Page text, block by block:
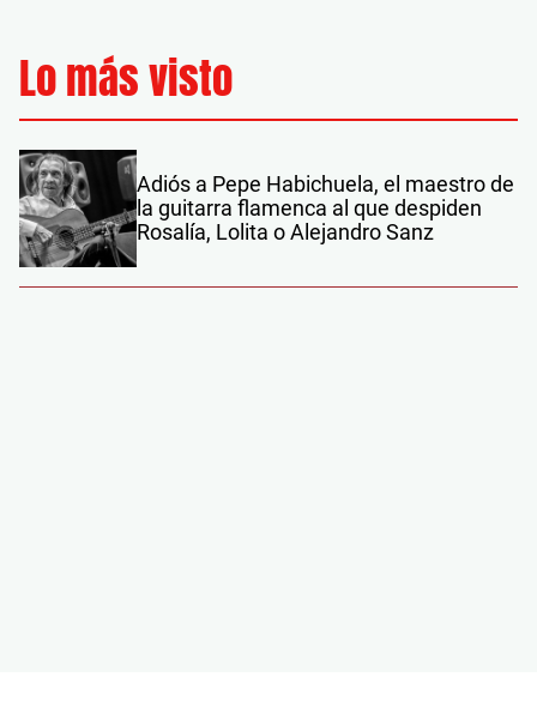
Lo más visto
Adiós a Pepe Habichuela, el maestro de
la guitarra flamenca al que despiden
Rosalía, Lolita o Alejandro Sanz